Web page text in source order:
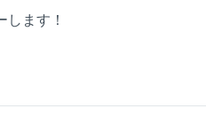
します！